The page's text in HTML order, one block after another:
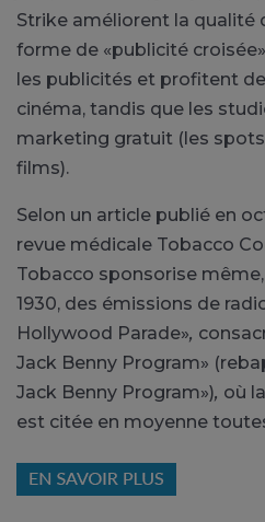
Strike améliorent la qualité
forme de «publicité
les publicités et profitent
cinéma, tandis que les
marketing gratuit (les
films).
Selon un article publié en
revue médicale Tobacco
Tobacco sponsorise
1930, des émissions de
Hollywood Parade»,
Jack Benny Program»
Jack Benny Program»), où
est citée en moyenne